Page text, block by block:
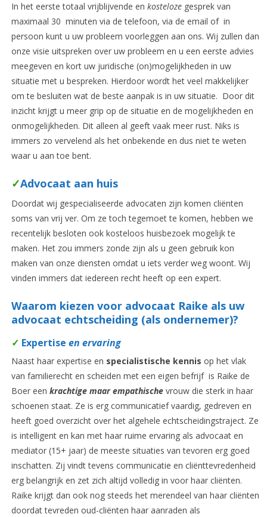
In het eerste totaal vrijblijvende en kostelozegesprek van
maximaal 30 minuten via de telefoon, via de email of in
persoon kunt u uw probleem voorleggen aan ons. Wij zullen dan
onze visie uitspreken over uw probleem en u een eerste advies
meegeven en kort uw juridische (on)mogelijkheden in uw
situatie met u bespreken. Hierdoor wordt het veel makkelijker
om te besluiten wat de beste aanpak is in uw situatie. Door dit
inzicht krijgt u meer grip op de situatie en de mogelijkheden en
onmogelijkheden. Dit alleen al geeft vaak meer rust. Niks is
immers zo vervelend als het onbekende en dus niet te weten
waar u aan toe bent.
✓Advocaat aan huis
Doordat wij gespecialiseerde advocaten zijn komen cliënten
soms van vrij ver. Om ze toch tegemoet te komen, hebben we
recentelijk besloten ook kosteloos huisbezoek mogelijk te
maken. Het zou immers zonde zijn als u geen gebruik kon
maken van onze diensten omdat u iets verder weg woont. Wij
vinden immers dat iedereen recht heeft op een expert.
Waarom kiezen voor advocaat Raike als uw
advocaat echtscheiding (als ondernemer)?
✓ Expertise en ervaring
Naast haar expertise en specialistische kennis op het vlak
van familierecht en scheiden met een eigen befrijf is Raike de
Boer een krachtige maar empathischevrouw die sterk in haar
schoenen staat. Ze is erg communicatief vaardig, gedreven en
heeft goed overzicht over het algehele echtscheidingstraject. Ze
is intelligent en kan met haar ruime ervaring als advocaat en
mediator (15+ jaar) de meeste situaties van tevoren erg goed
inschatten. Zij vindt tevens communicatie en cliënttevredenheid
erg belangrijk en zet zich altijd volledig in voor haar cliënten.
Raike krijgt dan ook nog steeds het merendeel van haar cliënten
doordat tevreden oud-cliënten haar aanraden als